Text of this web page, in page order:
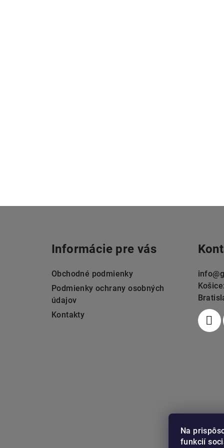
Na
funkcií
Informácie pre vás
Obchodné podmienky
Podmienky ochrany osobných
údajov
Kontakty
info@